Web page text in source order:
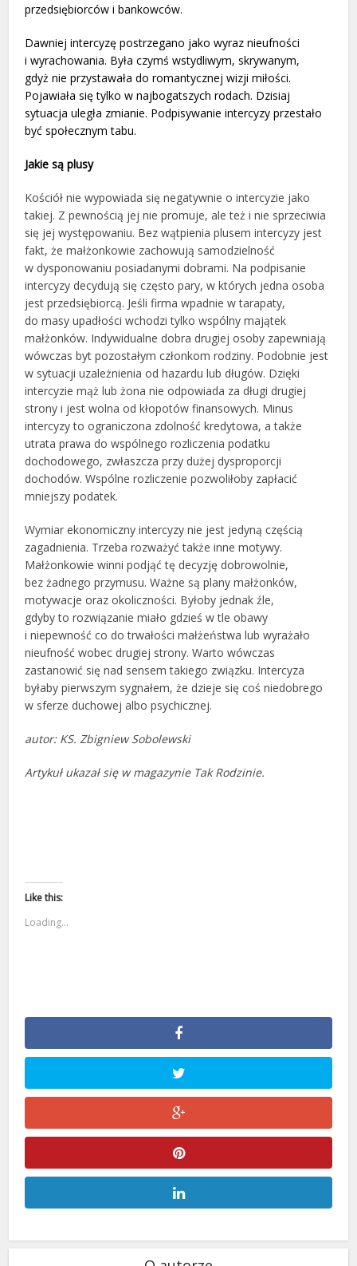
przedsiębiorców i bankowców.
Dawniej intercyzę postrzegano jako wyraz nieufności
i wyrachowania. Była czymś wstydliwym, skrywanym,
gdyż nie przystawała do romantycznej wizji miłości.
Pojawiała się tylko w najbogatszych rodach. Dzisiaj
sytuacja uległa zmianie. Podpisywanie intercyzy przestało
być społecznym tabu.
Jakie są plusy
Kościół nie wypowiada się negatywnie o intercyzie jako
takiej. Z pewnością jej nie promuje, ale też i nie sprzeciwia
się jej występowaniu. Bez wątpienia plusem intercyzy jest
fakt, że małżonkowie zachowują samodzielność
w dysponowaniu posiadanymi dobrami. Na podpisanie
intercyzy decydują się często pary, w których jedna osoba
jest przedsiębiorcą. Jeśli firma wpadnie w tarapaty,
do masy upadłości wchodzi tylko wspólny majątek
małżonków. Indywidualne dobra drugiej osoby zapewniają
wówczas byt pozostałym członkom rodziny. Podobnie jest
w sytuacji uzależnienia od hazardu lub długów. Dzięki
intercyzie mąż lub żona nie odpowiada za długi drugiej
strony i jest wolna od kłopotów finansowych. Minus
intercyzy to ograniczona zdolność kredytowa, a także
utrata prawa do wspólnego rozliczenia podatku
dochodowego, zwłaszcza przy dużej dysproporcji
dochodów. Wspólne rozliczenie pozwoliłoby zapłacić
mniejszy podatek.
Wymiar ekonomiczny intercyzy nie jest jedyną częścią
zagadnienia. Trzeba rozważyć także inne motywy.
Małżonkowie winni podjąć tę decyzję dobrowolnie,
bez żadnego przymusu. Ważne są plany małżonków,
motywacje oraz okoliczności. Byłoby jednak źle,
gdyby to rozwiązanie miało gdzieś w tle obawy
i niepewność co do trwałości małżeństwa lub wyrażało
nieufność wobec drugiej strony. Warto wówczas
zastanowić się nad sensem takiego związku. Intercyza
byłaby pierwszym sygnałem, że dzieje się coś niedobrego
w sferze duchowej albo psychicznej.
autor: KS. Zbigniew Sobolewski
Artykuł ukazał się w magazynie Tak Rodzinie.
Like this:
Loading...